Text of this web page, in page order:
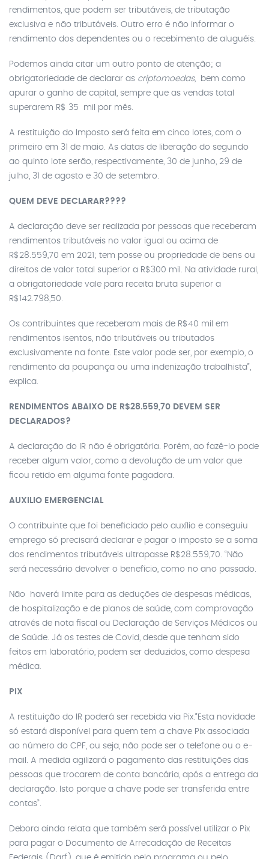
rendimentos, que podem ser tributáveis, de tributação
exclusiva e não tributáveis. Outro erro é não informar o
rendimento dos dependentes ou o recebimento de aluguéis.
Podemos ainda citar um outro ponto de atenção; a
obrigatoriedade de declarar as criptomoedas,
bem como
apurar o ganho de capital, sempre que as vendas total
superarem R$ 35 mil por mês.
A restituição do Imposto será feita em cinco lotes, com o
primeiro em 31 de maio. As datas de liberação do segundo
ao quinto lote serão, respectivamente, 30 de junho, 29 de
julho, 31 de agosto e 30 de setembro.
QUEM DEVE DECLARAR????
A declaração deve ser realizada por pessoas que receberam
rendimentos tributáveis no valor igual ou acima de
R$28.559,70 em 2021; tem posse ou propriedade de bens ou
direitos de valor total superior a R$300 mil. Na atividade rural,
a obrigatoriedade vale para receita bruta superior a
R$142.798,50.
Os contribuintes que receberam mais de R$40 mil em
rendimentos isentos, não tributáveis ou tributados
exclusivamente na fonte. Este valor pode ser, por exemplo, o
rendimento da poupança ou uma indenização trabalhista”,
explica.
RENDIMENTOS ABAIXO DE R$28.559,70 DEVEM SER
DECLARADOS?
A declaração do IR não é obrigatória. Porém, ao fazê-lo pode
receber algum valor, como a devolução de um valor que
ficou retido em alguma fonte pagadora.
AUXILIO EMERGENCIAL
O contribuinte que foi beneficiado pelo auxílio e conseguiu
emprego só precisará declarar e pagar o imposto se a soma
dos rendimentos tributáveis ultrapasse R$28.559,70. “Não
será necessário devolver o benefício, como no ano passado.
Não haverá limite para as deduções de despesas médicas,
de hospitalização e de planos de saúde, com comprovação
através de nota fiscal ou Declaração de Serviços Médicos ou
de Saúde. Já os testes de Covid, desde que tenham sido
feitos em laboratório, podem ser deduzidos, como despesa
médica.
PIX
A restituição do IR poderá ser recebida via Pix.”Esta novidade
só estará disponível para quem tem a chave Pix associada
ao número do CPF, ou seja, não pode ser o telefone ou o e-
mail. A medida agilizará o pagamento das restituições das
pessoas que trocarem de conta bancária, após a entrega da
declaração. Isto porque a chave pode ser transferida entre
contas”.
Debora ainda relata que também será possível utilizar o Pix
para pagar o Documento de Arrecadação de Receitas